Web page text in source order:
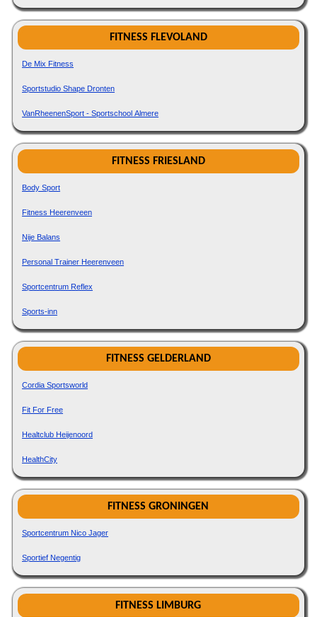
FITNESS FLEVOLAND
De Mix Fitness
Sportstudio Shape Dronten
VanRheenenSport - Sportschool Almere
FITNESS FRIESLAND
Body Sport
Fitness Heerenveen
Nije Balans
Personal Trainer Heerenveen
Sportcentrum Reflex
Sports-inn
FITNESS GELDERLAND
Cordia Sportsworld
Fit For Free
Healtclub Heijenoord
HealthCity
FITNESS GRONINGEN
Sportcentrum Nico Jager
Sportief Negentig
FITNESS LIMBURG